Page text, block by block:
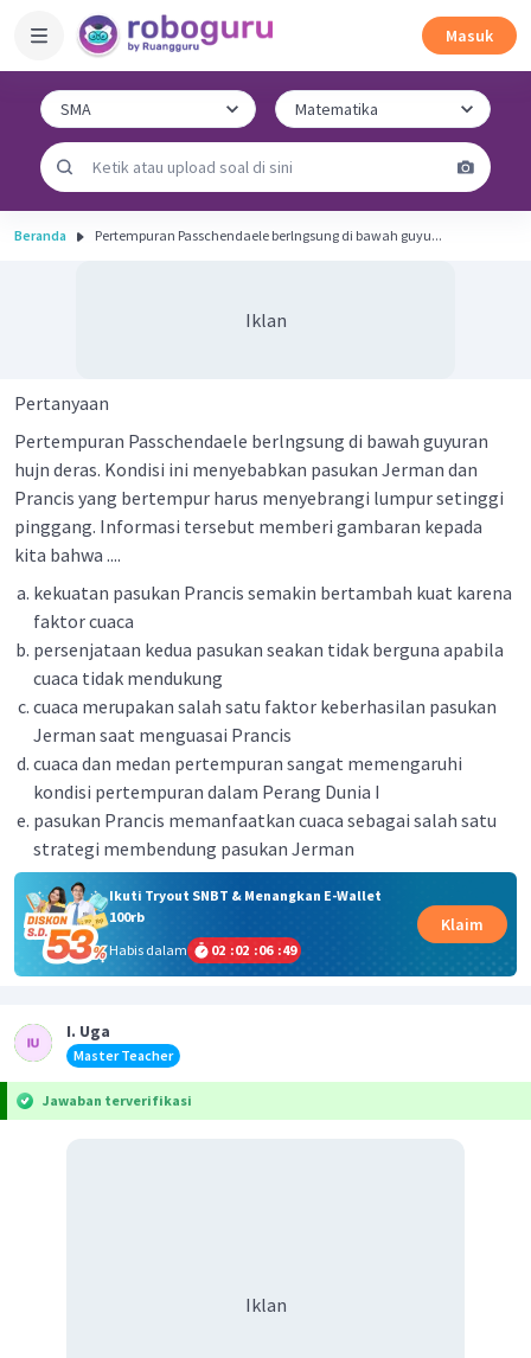
Masuk
Beranda Pertempuran Passchendaele berlngsung di bawah guyu...
Iklan
Pertanyaan
Pertempuran Passchendaele berlngsung di bawah guyuran
hujn deras. Kondisi ini menyebabkan pasukan Jerman dan
Prancis yang bertempur harus menyebrangi lumpur setinggi
pinggang. Informasi tersebut memberi gambaran kepada
kita bahwa ....
kekuatan pasukan Prancis semakin bertambah kuat karena
faktor cuaca
persenjataan kedua pasukan seakan tidak berguna apabila
cuaca tidak mendukung
cuaca merupakan salah satu faktor keberhasilan pasukan
Jerman saat menguasai Prancis
cuaca dan medan pertempuran sangat memengaruhi
kondisi pertempuran dalam Perang Dunia I
pasukan Prancis memanfaatkan cuaca sebagai salah satu
strategi membendung pasukan Jerman
Ikuti Tryout SNBT & Menangkan E-Wallet
100rb
Habis dalam
02 :02 :06 :49
Klaim
I. Uga
Master Teacher
Jawaban terverifikasi
Iklan